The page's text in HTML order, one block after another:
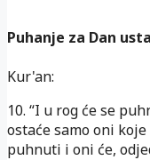
Puhanje za Dan
Kur'an:
10. “I u rog će se
ostaće samo oni
puhnuti i oni će,